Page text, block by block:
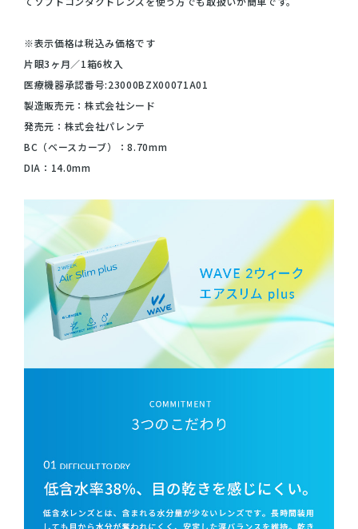
※表示価格は税込み価格です
片眼3ヶ月／1箱6枚入
医療機器承認番号:23000BZX00071A01
製造販売元：株式会社シード
発売元：株式会社パレンテ
BC（ベースカーブ）：8.70mm
DIA：14.0mm